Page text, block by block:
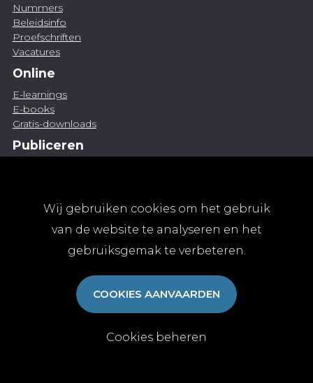
Wij gebruiken cookies om het gebruik
van de website te analyseren en het
gebruiksgemak te verbeteren.
COOKIES AANVAARDEN
Cookies beheren
Nummers
Beleidsinfo
Proefschriften
Vacatures
Online
E-learnings
E-books
Gratis-downloads
Publiceren
Abonnementen
Algemene abonnementsvoorwaarden